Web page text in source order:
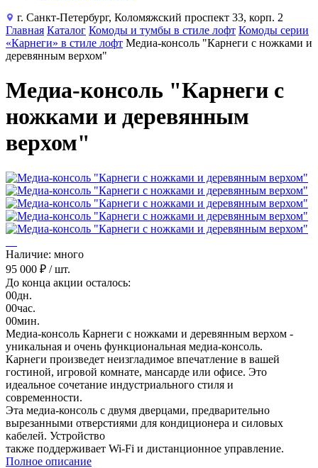
г. Санкт-Петербург, Коломяжский проспект 33, корп. 2
Главная Каталог Комоды и тумбы в стиле лофт Комоды серии
«Карнеги» в стиле лофт Медиа-консоль "Карнеги с ножками и
деревянным верхом"
Медиа-консоль "Карнеги с
ножками и деревянным
верхом"
Наличие: много
95 000 ₽ / шт.
До конца акции осталось:
00дн.
00час.
00мин.
Медиа-консоль Карнеги с ножками и деревянным верхом -
уникальная и очень функциональная медиа-консоль.
Карнеги произведет неизгладимое впечатление в вашей
гостиной, игровой комнате, мансарде или офисе. Это
идеальное сочетание индустриального стиля и
современности.
Эта медиа-консоль с двумя дверцами, предварительно
вырезанными отверстиями для кондиционера и силовых
кабелей. Устройство
также поддерживает Wi-Fi и дистанционное управление.
Полное описание